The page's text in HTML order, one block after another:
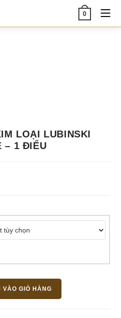
0
LOẠI LUBINSKI
– 1 ĐIẾU
VÀO GIỎ HÀNG